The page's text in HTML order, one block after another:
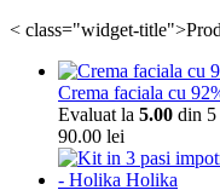
< class="widget-
Crema faciala cu
Evaluat la 5.00 din 5
90.00 lei